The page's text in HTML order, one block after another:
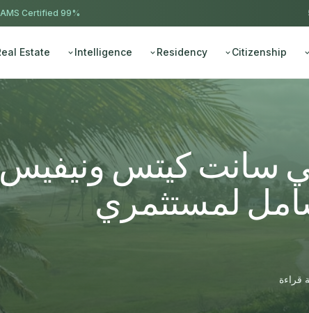
99% approval ·
Certified
Citizenship
Residency
Intelligence
Estate
سانت كيتس
الشامل لمستثمري